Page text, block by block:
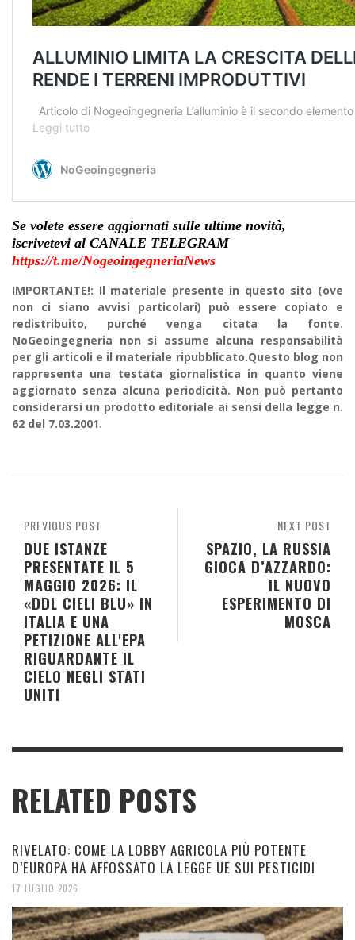
Se volete essere aggiornati sulle ultime novità,
iscrivetevi al CANALE TELEGRAM
https://t.me/NogeoingegneriaNews
IMPORTANTE!: Il materiale presente in questo sito (ove
non ci siano avvisi particolari) può essere copiato e
redistribuito, purché venga citata la fonte.
NoGeoingegneria non si assume alcuna responsabilità
per gli articoli e il materiale ripubblicato.Questo blog non
rappresenta una testata giornalistica in quanto viene
aggiornato senza alcuna periodicità. Non può pertanto
considerarsi un prodotto editoriale ai sensi della legge n.
62 del 7.03.2001.
NEXT POST
SPAZIO, LA RUSSIA
GIOCA D’AZZARDO:
IL NUOVO
ESPERIMENTO DI
MOSCA
PREVIOUS POST
DUE ISTANZE
PRESENTATE IL 5
MAGGIO 2026: IL
«DDL CIELI BLU» IN
ITALIA E UNA
PETIZIONE ALL'EPA
RIGUARDANTE IL
CIELO NEGLI STATI
UNITI
RELATED POSTS
RIVELATO: COME LA LOBBY AGRICOLA PIÙ POTENTE
D’EUROPA HA AFFOSSATO LA LEGGE UE SUI PESTICIDI
17 LUGLIO 2026